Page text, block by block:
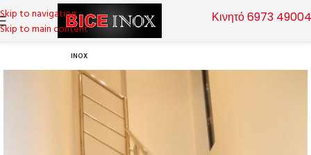
Skip to navigation
Skip to main content
Κινητό 6973
INOX